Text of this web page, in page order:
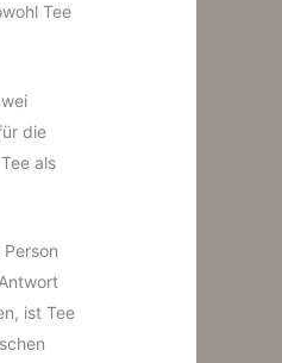
Tee
die
als
ist Tee